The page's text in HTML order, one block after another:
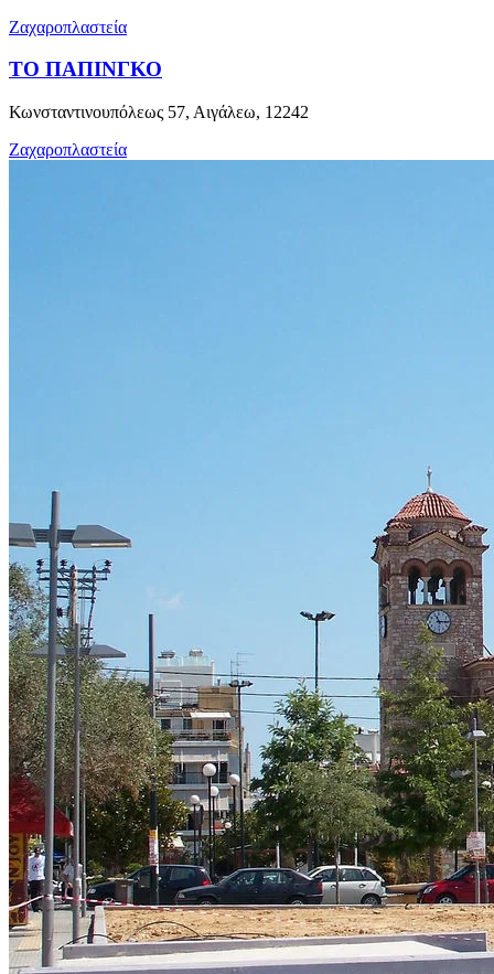
Ζαχαροπλαστεία
ΤΟ ΠΑΠΙΝΓΚΟ
Κωνσταντινουπόλεως 57, Αιγάλεω, 12242
Ζαχαροπλαστεία